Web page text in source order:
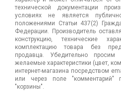
технической документации
условиях не является
положениями Статьи 437(2)
Федерации. Производитель
конструкцию, технические
комплектацию товара без
продавца. Убедительно
желаемые характеристики (цвет,
интернет-магазина посредством
или через поле "комментарий"
"корзины".